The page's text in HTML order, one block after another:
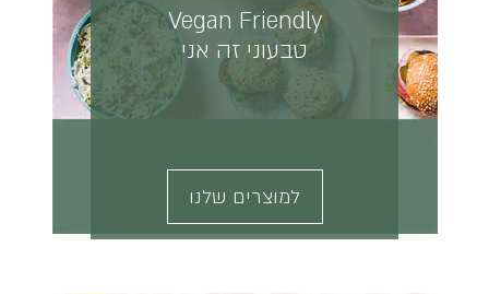
Vegan Friendly
טבעוני זה אני
למוצרים שלנו